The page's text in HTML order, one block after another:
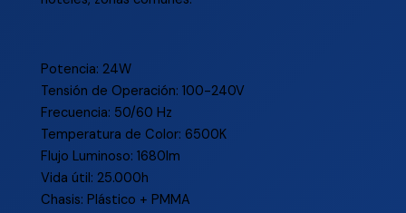
Potencia: 24W
Tensión de Operación: 100-240V
Frecuencia: 50/60 Hz
Temperatura de Color: 6500K
Flujo Luminoso: 1680lm
Vida útil: 25.000h
Chasis: Plástico + PMMA